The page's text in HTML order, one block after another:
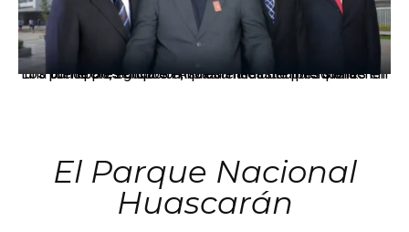
Los principales grupos empresariales del país mantienen una fuerte presencia en Áncash mediante inversiones en comercio, educación, salud e industria pesquera.
El Parque Nacional
Huascarán